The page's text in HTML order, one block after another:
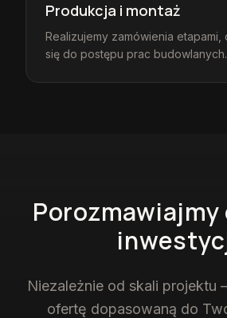
Produkcja i montaż
Realizujemy zamówienia etapami,
się do postępu prac budowlanych.
Porozmawiajmy
Niezależnie od skali
ofertę dopasowaną do